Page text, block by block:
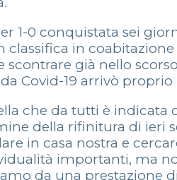
1-0 conquistata sei
classifica in
scontrare già nello
Covid-19 arrivò
che da tutti è indicata
della rifinitura di ieri
in casa nostra e
importanti, ma
da una prestazione